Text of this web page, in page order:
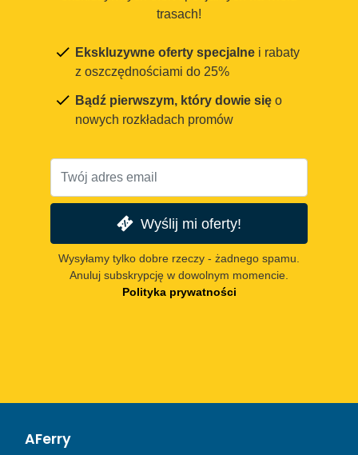
trasach!
Ekskluzywne oferty specjalne i rabaty
z oszczędnościami do 25%
Bądź pierwszym, który dowie się o
nowych rozkładach promów
Wyślij mi oferty!
Wysyłamy tylko dobre rzeczy - żadnego spamu.
Anuluj subskrypcję w dowolnym momencie.
Polityka prywatności
AFerry